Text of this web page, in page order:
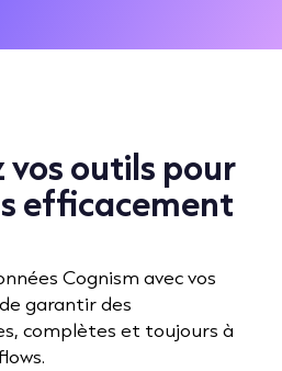
vos outils pour
efficacement
Cognism avec vos
garantir des
complètes et toujours à